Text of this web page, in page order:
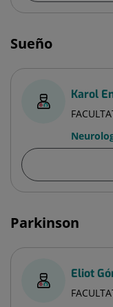
Sueño
Karol
Parkinson
Eliot